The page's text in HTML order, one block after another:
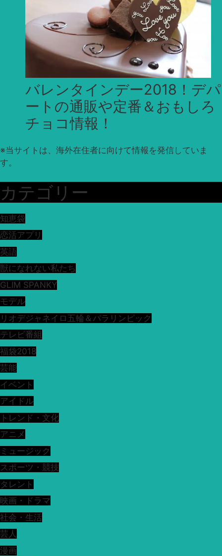
バレンタインデー2018！デパ
ートの通販や定番＆おもしろ
チョコ情報！
※当サイトは、海外在住者に向けて情報を発信していま
す。
カテゴリー
知恵袋
恋活アプリ
英語
獣になれない私たち
GLIM SPANKY
モデル
リオデジャネイロ五輪＆パラリンピック
テレビ番組
福袋2018
芸能
イベント
アイドル
トレンド・文化
アニメ
ミュージック
スポーツ・競技
タレント
映画・ドラマ
社会・生活
芸人
漫画